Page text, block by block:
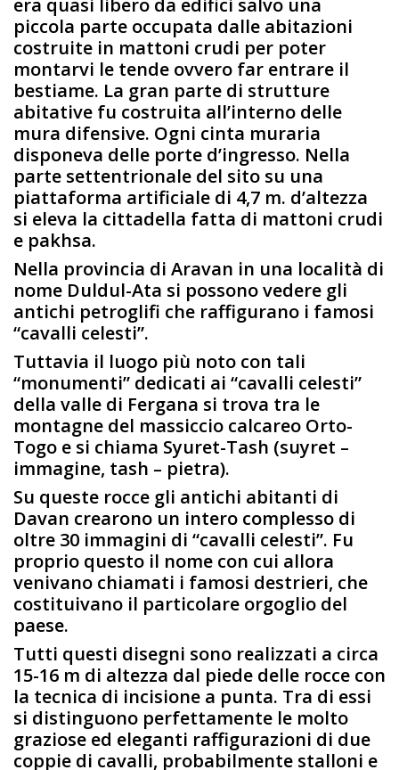
era quasi libero da edifici salvo una
piccola parte occupata dalle abitazioni
costruite in mattoni crudi per poter
montarvi le tende ovvero far entrare il
bestiame. La gran parte di strutture
abitative fu costruita all’interno delle
mura difensive. Ogni cinta muraria
disponeva delle porte d’ingresso. Nella
parte settentrionale del sito su una
piattaforma artificiale di 4,7 m. d’altezza
si eleva la cittadella fatta di mattoni crudi
e pakhsa.
Nella provincia di Aravan in una località di
nome Duldul-Ata si possono vedere gli
antichi petroglifi che raffigurano i famosi
“cavalli celesti”.
Tuttavia il luogo più noto con tali
“monumenti” dedicati ai “cavalli celesti”
della valle di Fergana si trova tra le
montagne del massiccio calcareo Orto-
Togo e si chiama Syuret-Tash (suyret –
immagine, tash – pietra).
Su queste rocce gli antichi abitanti di
Davan crearono un intero complesso di
oltre 30 immagini di “cavalli celesti”. Fu
proprio questo il nome con cui allora
venivano chiamati i famosi destrieri, che
costituivano il particolare orgoglio del
paese.
Tutti questi disegni sono realizzati a circa
15-16 m di altezza dal piede delle rocce con
la tecnica di incisione a punta. Tra di essi
si distinguono perfettamente le molto
graziose ed eleganti raffigurazioni di due
coppie di cavalli, probabilmente stalloni e